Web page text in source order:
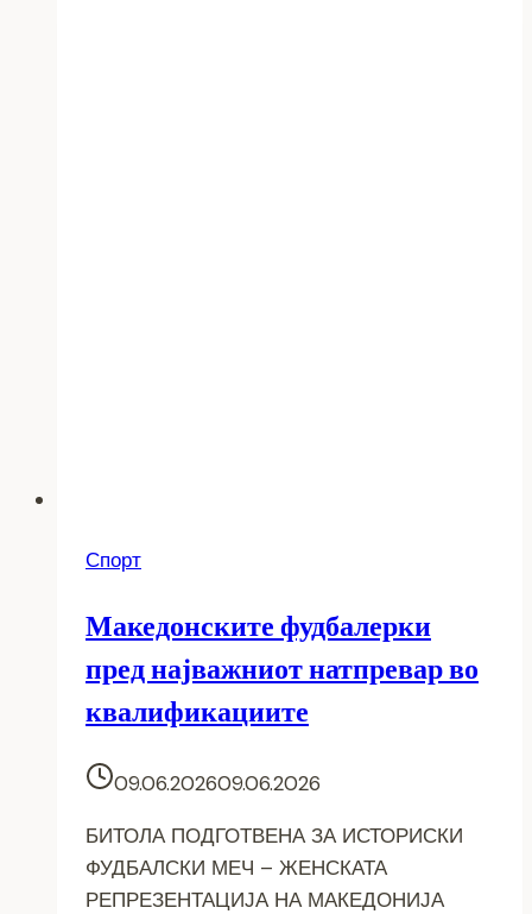
Спорт
Македонските фудбалерки
пред најважниот натпревар во
квалификациите
09.06.202609.06.2026
БИТОЛА ПОДГОТВЕНА ЗА ИСТОРИСКИ
ФУДБАЛСКИ МЕЧ – ЖЕНСКАТА
РЕПРЕЗЕНТАЦИЈА НА МАКЕДОНИЈА